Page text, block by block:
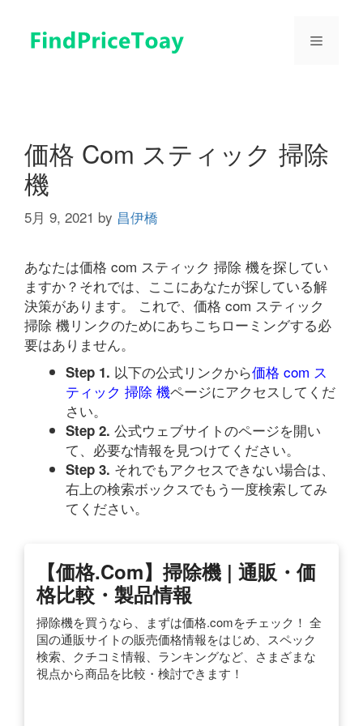
メ
価格 Com スティック 掃除
機
5月 9, 2021 by 昌伊橋
あなたは価格 com スティック 掃除 機を探してい
ますか？それでは、ここにあなたが探している解
決策があります。 これで、価格 com スティック
掃除 機リンクのためにあちこちローミングする必
要はありません。
Step 1. 以下の公式リンクから価格 com ス
ティック 掃除 機ページにアクセスしてくだ
さい。
Step 2. 公式ウェブサイトのページを開い
て、必要な情報を見つけてください。
Step 3. それでもアクセスできない場合は、
右上の検索ボックスでもう一度検索してみ
てください。
【価格.com】掃除機 | 通販・価
格比較・製品情報
掃除機を買うなら、まずは価格.comをチェック！ 全
国の通販サイトの販売価格情報をはじめ、スペック
検索、クチコミ情報、ランキングなど、さまざまな
視点から商品を比較・検討できます！